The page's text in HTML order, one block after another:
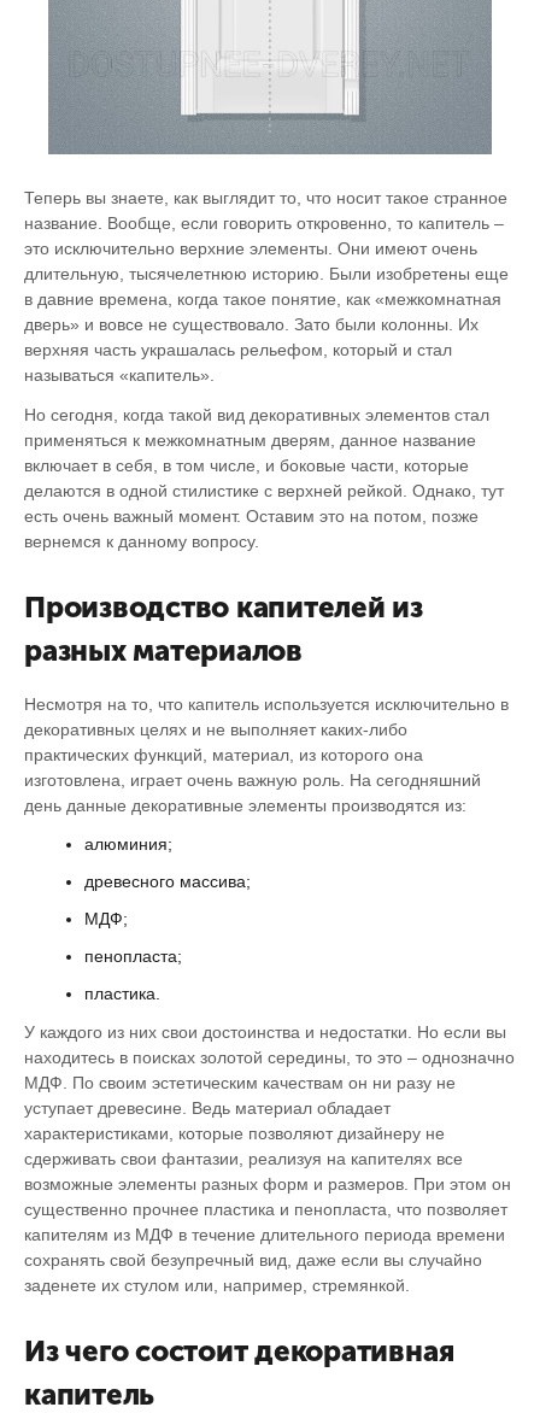
Теперь вы знаете, как выглядит то, что носит такое странное
название. Вообще, если говорить откровенно, то капитель –
это исключительно верхние элементы. Они имеют очень
длительную, тысячелетнюю историю. Были изобретены еще
в давние времена, когда такое понятие, как «межкомнатная
дверь» и вовсе не существовало. Зато были колонны. Их
верхняя часть украшалась рельефом, который и стал
называться «капитель».
Но сегодня, когда такой вид декоративных элементов стал
применяться к межкомнатным дверям, данное название
включает в себя, в том числе, и боковые части, которые
делаются в одной стилистике с верхней рейкой. Однако, тут
есть очень важный момент. Оставим это на потом, позже
вернемся к данному вопросу.
Производство капителей из
разных материалов
Несмотря на то, что капитель используется исключительно в
декоративных целях и не выполняет каких-либо
практических функций, материал, из которого она
изготовлена, играет очень важную роль. На сегодняшний
день данные декоративные элементы производятся из:
алюминия;
древесного массива;
МДФ;
пенопласта;
пластика.
У каждого из них свои достоинства и недостатки. Но если вы
находитесь в поисках золотой середины, то это – однозначно
МДФ. По своим эстетическим качествам он ни разу не
уступает древесине. Ведь материал обладает
характеристиками, которые позволяют дизайнеру не
сдерживать свои фантазии, реализуя на капителях все
возможные элементы разных форм и размеров. При этом он
существенно прочнее пластика и пенопласта, что позволяет
капителям из МДФ в течение длительного периода времени
сохранять свой безупречный вид, даже если вы случайно
заденете их стулом или, например, стремянкой.
Из чего состоит декоративная
капитель